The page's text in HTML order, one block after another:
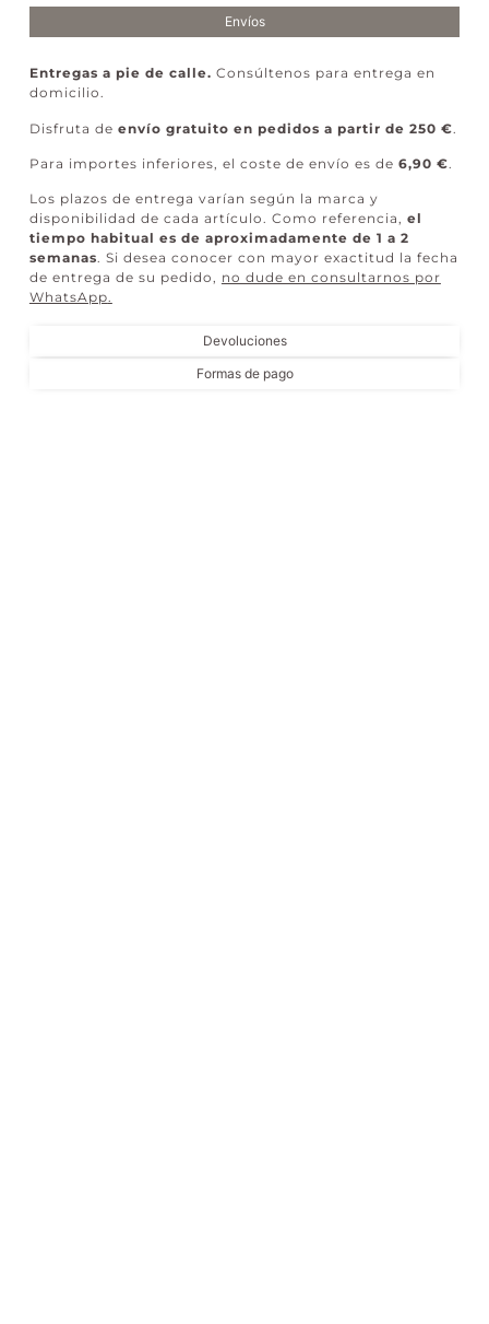
Envíos
Devoluciones
Formas de pago
Entregas a pie de calle. Consúltenos para entrega en
domicilio.
Disfruta de envío gratuito en pedidos a partir de 250 €
Para importes inferiores, el coste de envío es de 6,90 €.
Los plazos de entrega varían según la marca y
disponibilidad de cada artículo. Como referencia, el
tiempo habitual es de aproximadamente de 1 a 2
semanas. Si desea conocer con mayor exactitud la fecha
de entrega de su pedido, no dude en consultarnos por
WhatsApp.